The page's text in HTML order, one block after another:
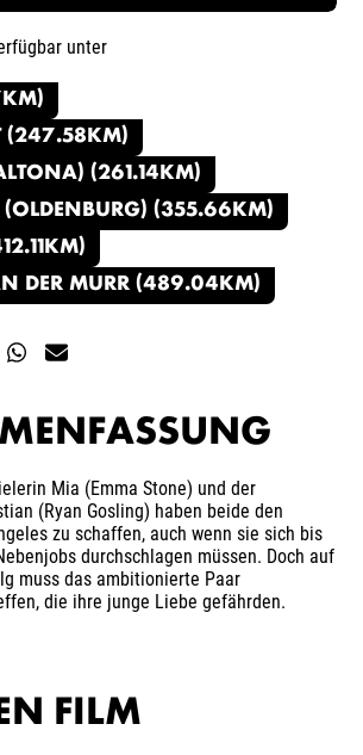
Mia (Emma Stone) und der
(Ryan Gosling) haben beide den
zu schaffen, auch wenn sie sich bis
durchschlagen müssen. Doch auf
muss das ambitionierte Paar
die ihre junge Liebe gefährden.
FILM
unter
(247.58KM)
(261.14KM)
(OLDENBURG) (355.66KM)
DER MURR (489.04KM)